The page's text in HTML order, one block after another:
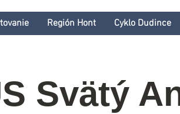
Región Hont Cyklo Dudince
Svätý